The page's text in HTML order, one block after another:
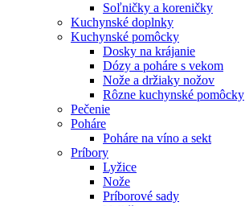
Soľničky a koreničky
Kuchynské doplnky
Kuchynské pomôcky
Dosky na krájanie
Dózy a poháre s vekom
Nože a držiaky nožov
Rôzne kuchynské pomôcky
Pečenie
Poháre
Poháre na víno a sekt
Príbory
Lyžice
Nože
Príborové sady